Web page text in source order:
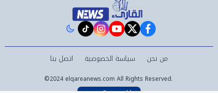
facebook
twitter
youtube
instagram
tiktok
من نحن سياسة الخصوصية اتصل بنا
©2024 elqareanews.com All Rights Reserved.